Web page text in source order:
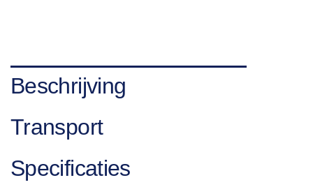
Beschrijving
Transport
Specificaties